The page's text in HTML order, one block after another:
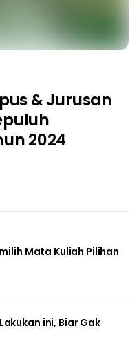
& Jurusan
2024
Mata Kuliah Pilihan
ini, Biar Gak